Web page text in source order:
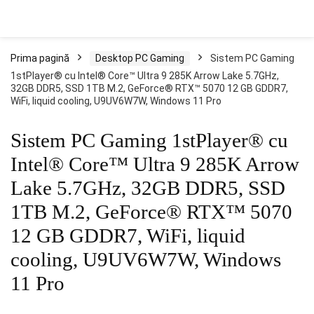
Prima pagină Desktop PC Gaming
Sistem PC Gaming
1stPlayer® cu Intel® Core™ Ultra 9 285K Arrow Lake 5.7GHz,
32GB DDR5, SSD 1TB M.2, GeForce® RTX™ 5070 12 GB GDDR7,
WiFi, liquid cooling, U9UV6W7W, Windows 11 Pro
Sistem PC Gaming 1stPlayer® cu
Intel® Core™ Ultra 9 285K Arrow
Lake 5.7GHz, 32GB DDR5, SSD
1TB M.2, GeForce® RTX™ 5070
12 GB GDDR7, WiFi, liquid
cooling, U9UV6W7W, Windows
11 Pro